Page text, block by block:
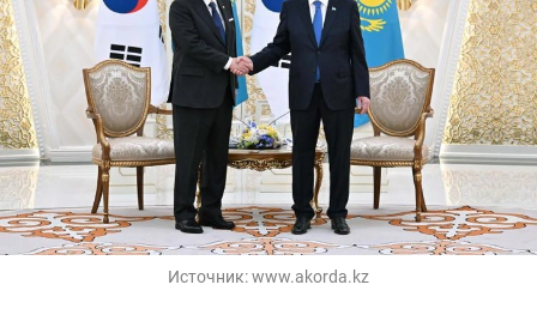
Источник:www.akorda.kz